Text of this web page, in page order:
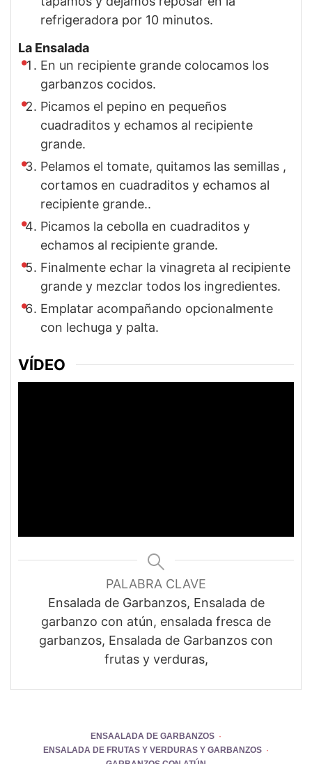
refrigeradora por 10 minutos.
La Ensalada
En un recipiente grande colocamos los
garbanzos cocidos.
Picamos el pepino en pequeños
cuadraditos y echamos al recipiente
grande.
Pelamos el tomate, quitamos las semillas ,
cortamos en cuadraditos y echamos al
recipiente grande..
Picamos la cebolla en cuadraditos y
echamos al recipiente grande.
Finalmente echar la vinagreta al recipiente
grande y mezclar todos los ingredientes.
Emplatar acompañando opcionalmente
con lechuga y palta.
VÍDEO
PALABRA CLAVE
Ensalada de Garbanzos, Ensalada de
garbanzo con atún, ensalada fresca de
garbanzos, Ensalada de Garbanzos con
frutas y verduras,
ENSAALADA DE GARBANZOS
ENSALADA DE FRUTAS Y VERDURAS Y GARBANZOS